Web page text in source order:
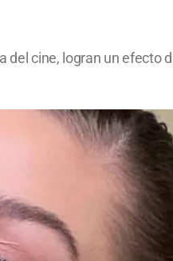
cine, logran un efecto